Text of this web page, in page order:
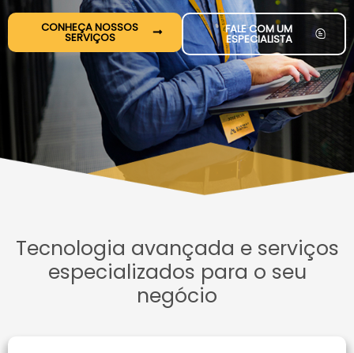
CONHEÇA NOSSOS
SERVIÇOS
FALE COM UM
ESPECIALISTA
Tecnologia avançada e serviços
especializados para o seu
negócio